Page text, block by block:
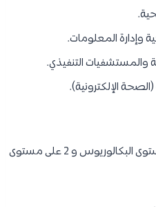
وإدارة المعلومات.
والمستشفيات التنفيذي.
الإلكترونية).
تقدم الكلية 4 تخصصات (2 على مستوى البكالوريوس و 2 على مستوى